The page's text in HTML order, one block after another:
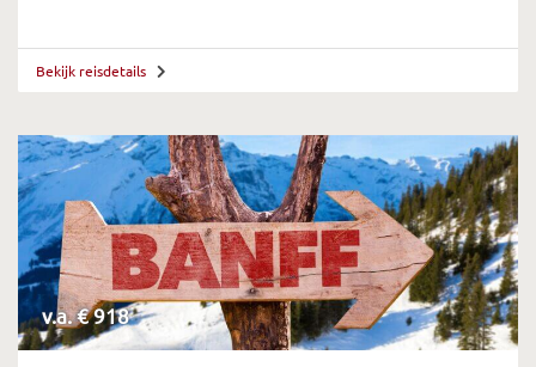
Bekijk reisdetails
v.a. € 918